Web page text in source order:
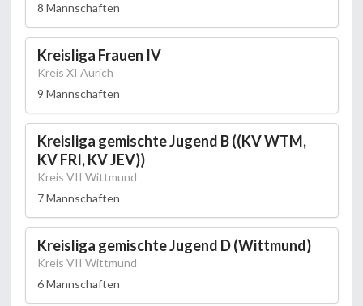
8 Mannschaften
Kreisliga Frauen IV
Kreis XI Aurich
9 Mannschaften
Kreisliga gemischte Jugend B ((KV WTM,
KV FRI, KV JEV))
Kreis VII Wittmund
7 Mannschaften
Kreisliga gemischte Jugend D (Wittmund)
Kreis VII Wittmund
6 Mannschaften